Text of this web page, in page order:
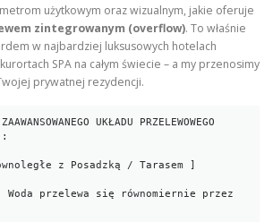
użytkowym oraz wizualnym, jakie oferuje
zintegrowanym (overflow). To właśnie
w najbardziej luksusowych hotelach
SPA na całym świecie – a my przenosimy
prywatnej rezydencji.
UKŁADU PRZELEWOWEGO
z Posadzką / Tarasem ]